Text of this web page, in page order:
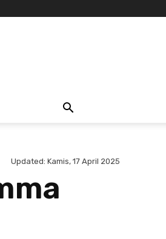
Updated: Kamis, 17 April 2025